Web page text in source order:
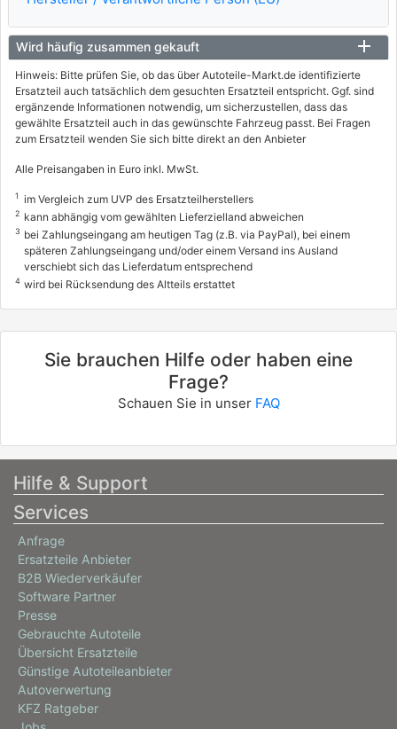
Wird häufig zusammen gekauft
Hinweis: Bitte prüfen Sie, ob das über Autoteile-Markt.de identifizierte
Ersatzteil auch tatsächlich dem gesuchten Ersatzteil entspricht. Ggf. sind
ergänzende Informationen notwendig, um sicherzustellen, dass das
gewählte Ersatzteil auch in das gewünschte Fahrzeug passt. Bei Fragen
zum Ersatzteil wenden Sie sich bitte direkt an den Anbieter
Alle Preisangaben in Euro inkl. MwSt.
1 im Vergleich zum UVP des Ersatzteilherstellers
2 kann abhängig vom gewählten Lieferzielland abweichen
3 bei Zahlungseingang am heutigen Tag (z.B. via PayPal), bei einem
späteren Zahlungseingang und/oder einem Versand ins Ausland
verschiebt sich das Lieferdatum entsprechend
4 wird bei Rücksendung des Altteils erstattet
Sie brauchen Hilfe oder haben eine
Frage?
Schauen Sie in unser FAQ
Hilfe & Support
Services
Anfrage
Ersatzteile Anbieter
B2B Wiederverkäufer
Software Partner
Presse
Gebrauchte Autoteile
Übersicht Ersatzteile
Günstige Autoteileanbieter
Autoverwertung
KFZ Ratgeber